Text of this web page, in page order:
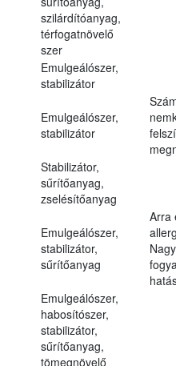
szilárdítóanyag,
térfogatnövelő
szer
Emulgeálószer,
stabilizátor
Emulgeálószer,
stabilizátor
Stabilizátor,
sűrítőanyag,
zselésítőanyag
Emulgeálószer,
stabilizátor,
sűrítőanyag
Arra
Emulgeálószer,
habosítószer,
stabilizátor,
sűrítőanyag,
tömegnövelő